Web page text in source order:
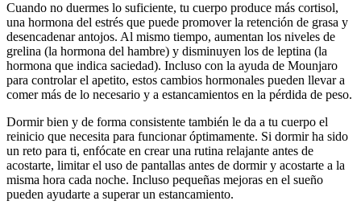
Cuando no duermes lo suficiente, tu cuerpo produce más cortisol,
una hormona del estrés que puede promover la retención de grasa y
desencadenar antojos. Al mismo tiempo, aumentan los niveles de
grelina (la hormona del hambre) y disminuyen los de leptina (la
hormona que indica saciedad). Incluso con la ayuda de Mounjaro
para controlar el apetito, estos cambios hormonales pueden llevar a
comer más de lo necesario y a estancamientos en la pérdida de peso.
Dormir bien y de forma consistente también le da a tu cuerpo el
reinicio que necesita para funcionar óptimamente. Si dormir ha sido
un reto para ti, enfócate en crear una rutina relajante antes de
acostarte, limitar el uso de pantallas antes de dormir y acostarte a la
misma hora cada noche. Incluso pequeñas mejoras en el sueño
pueden ayudarte a superar un estancamiento.